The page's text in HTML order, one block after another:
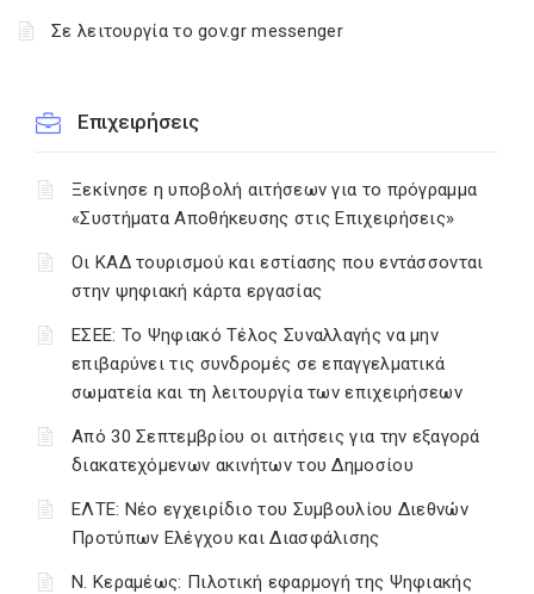
Σε λειτουργία το gov.gr messenger
Επιχειρήσεις
Ξεκίνησε η υποβολή αιτήσεων για το πρόγραμμα
«Συστήματα Αποθήκευσης στις Επιχειρήσεις»
Οι ΚΑΔ τουρισμού και εστίασης που εντάσσονται
στην ψηφιακή κάρτα εργασίας
ΕΣΕΕ: Το Ψηφιακό Τέλος Συναλλαγής να μην
επιβαρύνει τις συνδρομές σε επαγγελματικά
σωματεία και τη λειτουργία των επιχειρήσεων
Από 30 Σεπτεμβρίου οι αιτήσεις για την εξαγορά
διακατεχόμενων ακινήτων του Δημοσίου
ΕΛΤΕ: Νέο εγχειρίδιο του Συμβουλίου Διεθνών
Προτύπων Ελέγχου και Διασφάλισης
Ν. Κεραμέως: Πιλοτική εφαρμογή της Ψηφιακής